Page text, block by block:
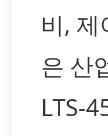
비,
은 산
LTS-